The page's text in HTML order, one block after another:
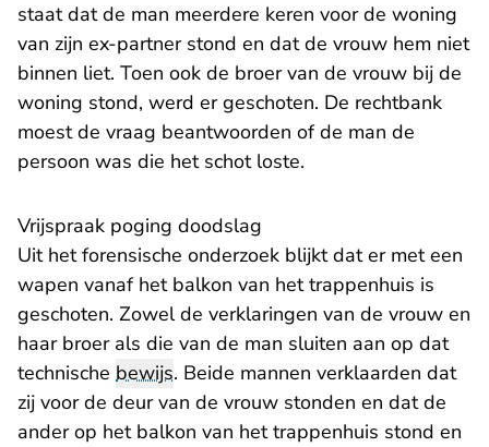
staat dat de man meerdere keren voor de woning
van zijn ex-partner stond en dat de vrouw hem niet
binnen liet. Toen ook de broer van de vrouw bij de
woning stond, werd er geschoten. De rechtbank
moest de vraag beantwoorden of de man de
persoon was die het schot loste.
Vrijspraak poging doodslag
Uit het forensische onderzoek blijkt dat er met een
wapen vanaf het balkon van het trappenhuis is
geschoten. Zowel de verklaringen van de vrouw en
haar broer als die van de man sluiten aan op dat
technische bewijs. Beide mannen verklaarden dat
zij voor de deur van de vrouw stonden en dat de
ander op het balkon van het trappenhuis stond en